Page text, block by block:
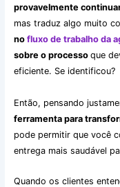
provavelmente
mas traduz algo muito
no fluxo de trabalho da
sobre o processo que
eficiente. Se identificou?
Então, pensando
ferramenta para
pode permitir que você
entrega mais saudável
Quando os clientes